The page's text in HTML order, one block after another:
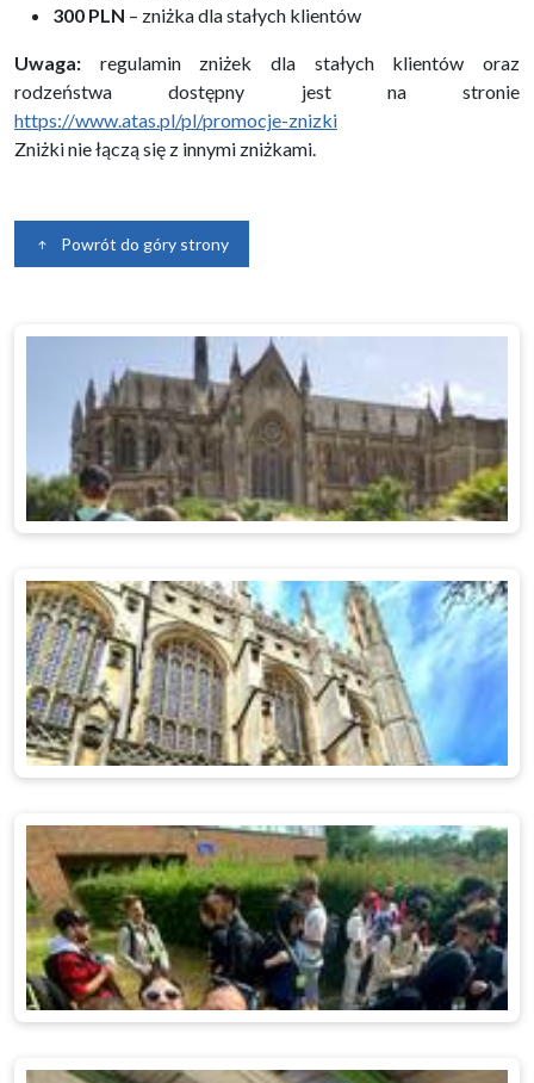
300 PLN – zniżka dla stałych klientów
Uwaga: regulamin zniżek dla stałych klientów oraz
rodzeństwa dostępny jest na stronie
https://www.atas.pl/pl/promocje-znizki
Zniżki nie łączą się z innymi zniżkami.
Powrót do góry strony